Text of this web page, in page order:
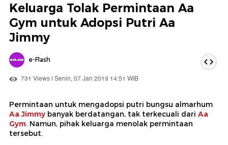
Keluarga Tolak Permintaan Aa
Gym untuk Adopsi Putri Aa
Jimmy
e-Flash
731 Views | Senin, 07 Jan 2019 14:51 WIB
Permintaan untuk mengadopsi putri bungsu almarhum
Aa Jimmy banyak berdatangan, tak terkecuali dari Aa
Gym. Namun, pihak keluarga menolak permintaan
tersebut.